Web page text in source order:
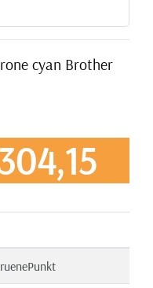
cyan Brother